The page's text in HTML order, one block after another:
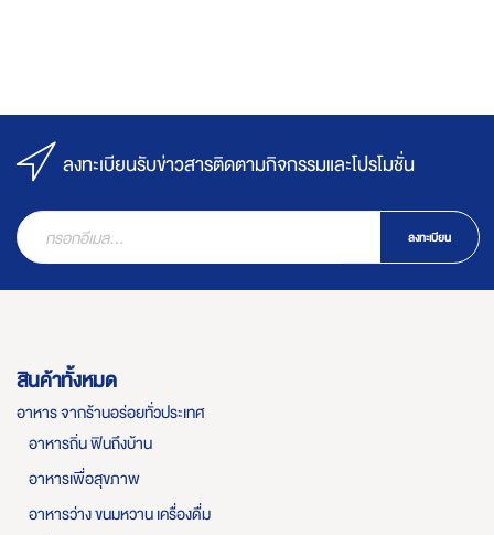
ลงทะเบียนรับข่าวสารติดตามกิจกรรมและโปรโมชั่น
ลงทะเบียน
สินค้าทั้งหมด
อาหาร จากร้านอร่อยทั่วประเทศ
อาหารถิ่น ฟินถึงบ้าน
อาหารเพื่อสุขภาพ
อาหารว่าง ขนมหวาน เครื่องดื่ม